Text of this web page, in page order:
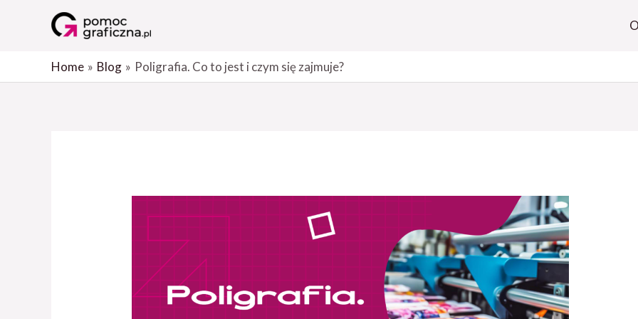
Home Blog Poligrafia. Co to jest i czym się zajmuje?